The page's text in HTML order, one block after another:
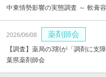
中東情勢影響の実態調査 ～ 軟膏
2026/06/08 薬剤師会
【調査】薬局の3割が「調剤に
葉県薬剤師会